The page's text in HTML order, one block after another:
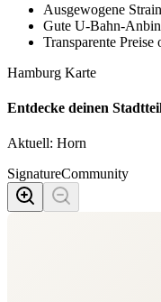
Ausgewogene
Gute U-Bahn-
Transparente Preise
Hamburg Karte
Entdecke deinen
Aktuell: Horn
SignatureCommunity